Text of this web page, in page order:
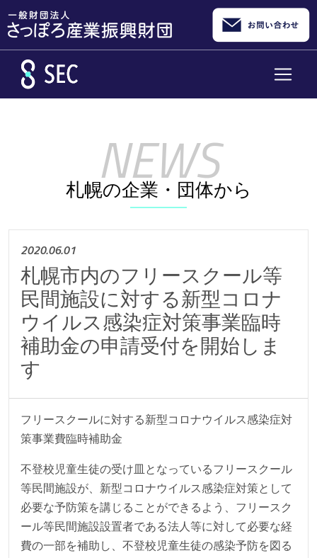
札幌の企業・団体から
2020.06.01
札幌市内のフリースクール等
民間施設に対する新型コロナ
ウイルス感染症対策事業臨時
補助金の申請受付を開始しま
す
フリースクールに対する新型コロナウイルス感染症対
策事業費臨時補助金
不登校児童生徒の受け皿となっているフリースクール
等民間施設が、新型コロナウイルス感染症対策として
必要な予防策を講じることができるよう、フリースク
ール等民間施設設置者である法人等に対して必要な経
費の一部を補助し、不登校児童生徒の感染予防を図る